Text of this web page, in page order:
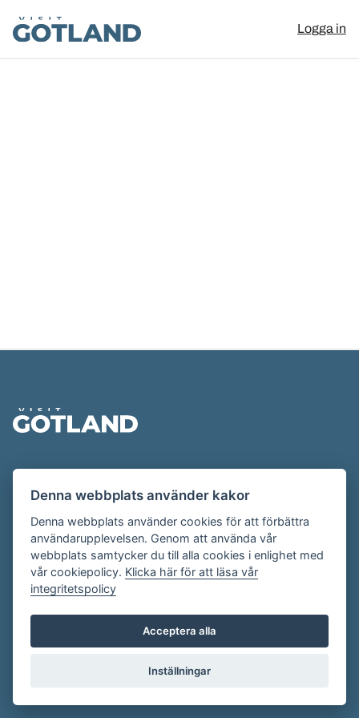
Visit Gotland
Logga in
Evenemangskalendern presenteras av
Destination Gotland påvisitgotland.se.
Har du frågor om evenemangskalendern? Mejla oss på
evenemang@visitgotland.se.
Cookies
Villkor
Skapa konto
Denna webbplats använder kakor
Denna webbplats använder cookies för att förbättra
användarupplevelsen. Genom att använda vår
webbplats samtycker du till alla cookies i enlighet med
vår cookiepolicy. Klicka här för att läsa vår
integritetspolicy
Acceptera alla
Inställningar